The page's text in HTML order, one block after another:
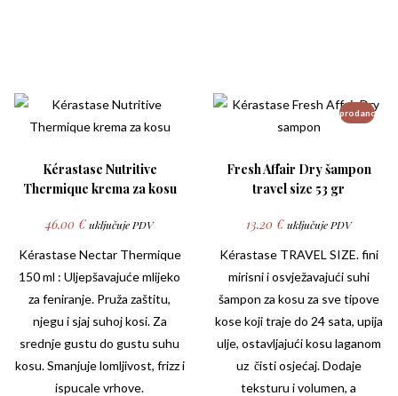
Kérastase Nutritive
Thermique krema za kosu
46.00 € uključuje PDV
Kérastase Nectar Thermique
150 ml : Uljepšavajuće mlijeko
za feniranje. Pruža zaštitu,
njegu i sjaj suhoj kosi. Za
srednje gustu do gustu suhu
kosu. Smanjuje lomljivost, frizz i
ispucale vrhove.
prodano
Fresh Affair Dry šampon
travel size 53 gr
13.20 € uključuje PDV
KérastaseTRAVEL SIZE. fini
mirisni i osvježavajući suhi
šampon za kosu za sve tipove
kose koji traje do 24 sata, upija
ulje, ostavljajući kosu laganom
uz čisti osjećaj. Dodaje
teksturu i volumen, a